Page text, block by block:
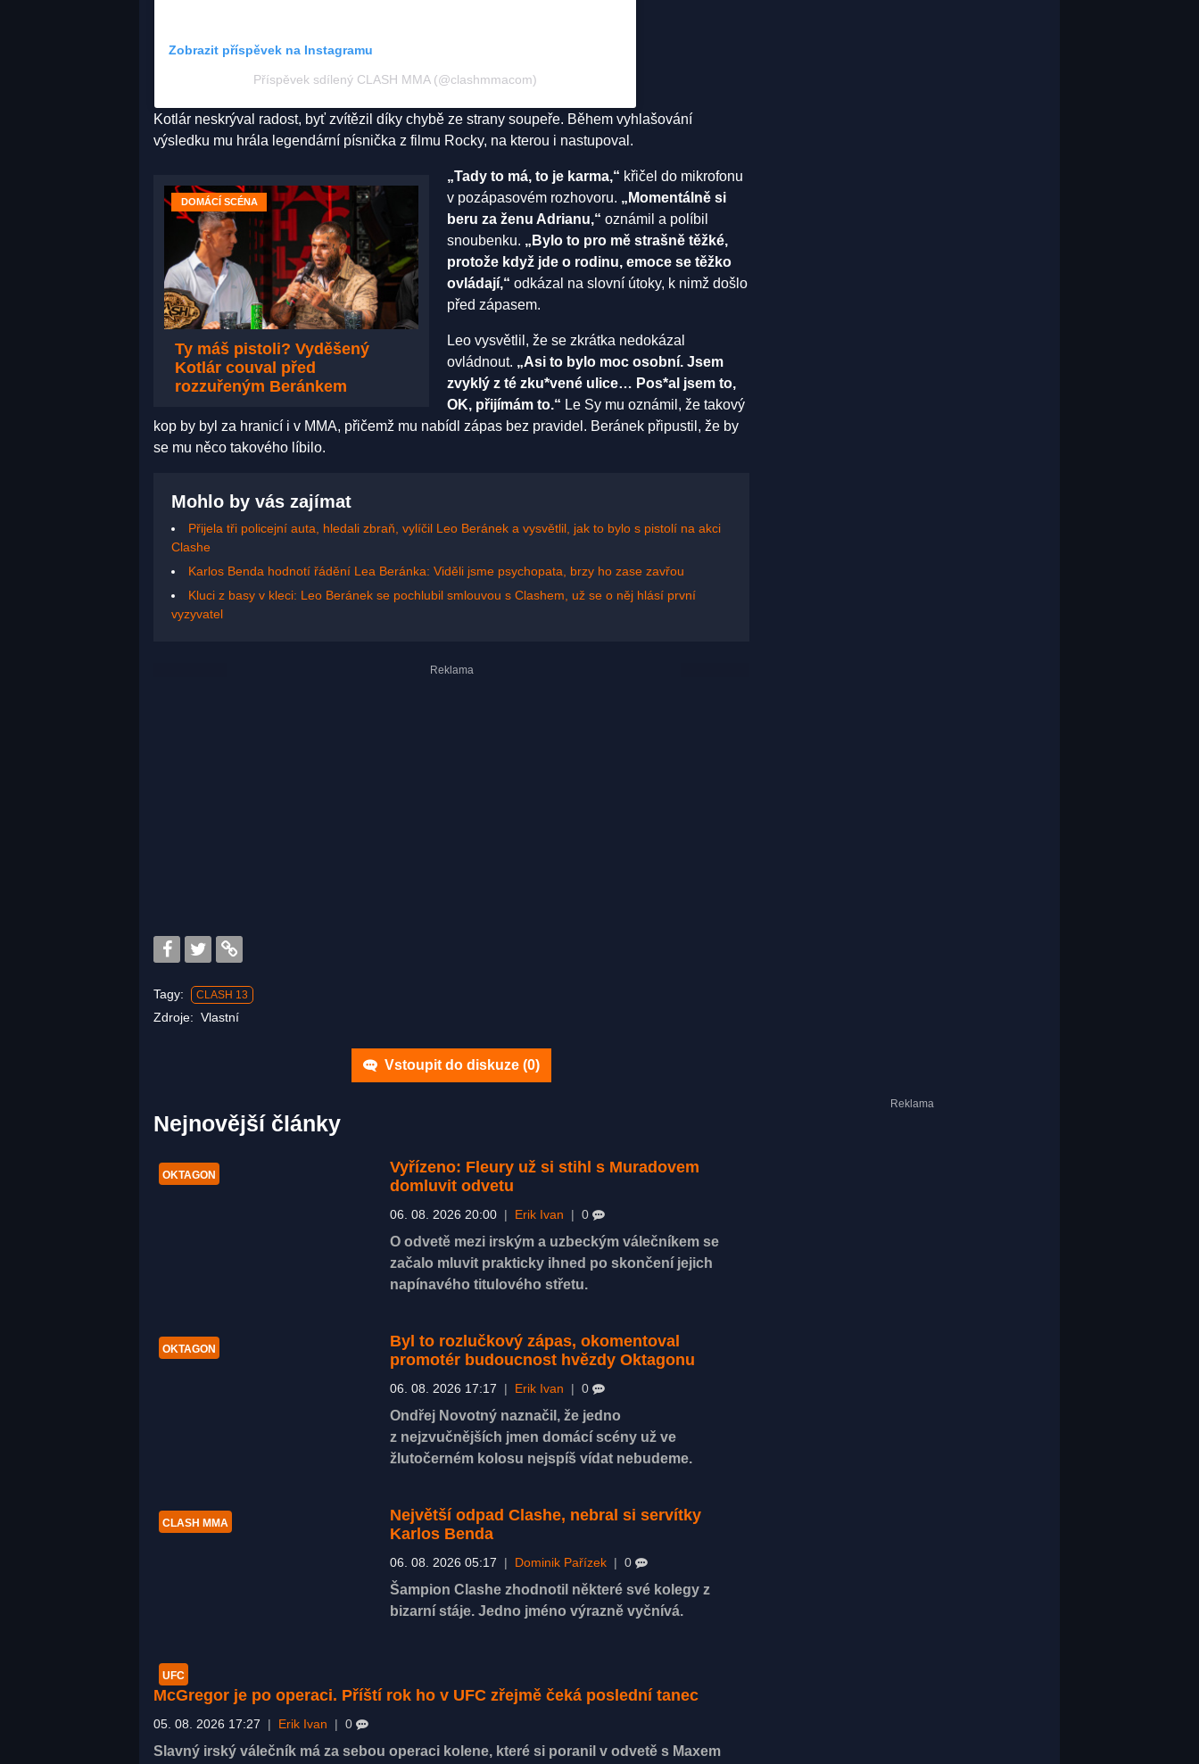
Zobrazit příspěvek na Instagramu
Příspěvek sdílený CLASH MMA (@clashmmacom)
Kotlár neskrýval radost, byť zvítězil díky chybě ze strany soupeře. Během vyhlašování
výsledku mu hrála legendární písnička z filmu Rocky, na kterou i nastupoval.
DOMÁCÍ SCÉNA
Ty máš pistoli? Vyděšený
Kotlár couval před
rozzuřeným Beránkem
„Tady to má, to je karma,“ křičel do mikrofonu
v pozápasovém rozhovoru. „Momentálně si
beru za ženu Adrianu,“ oznámil a políbil
snoubenku. „Bylo to pro mě strašně těžké,
protože když jde o rodinu, emoce se těžko
ovládají,“ odkázal na slovní útoky, k nimž došlo
před zápasem.
Leo vysvětlil, že se zkrátka nedokázal
ovládnout. „Asi to bylo moc osobní. Jsem
zvyklý z té zku*vené ulice… Pos*al jsem to,
OK, přijímám to.“ Le Sy mu oznámil, že takový
kop by byl za hranicí i v MMA, přičemž mu nabídl zápas bez pravidel. Beránek připustil, že by
se mu něco takového líbilo.
Mohlo by vás zajímat
Přijela tři policejní auta, hledali zbraň, vylíčil Leo Beránek a vysvětlil, jak to bylo s pistolí na akci
Clashe
Karlos Benda hodnotí řádění Lea Beránka: Viděli jsme psychopata, brzy ho zase zavřou
Kluci z basy v kleci: Leo Beránek se pochlubil smlouvou s Clashem, už se o něj hlásí první
vyzyvatel
Tagy: CLASH 13
Zdroje: Vlastní
Vstoupit do diskuze (0)
Nejnovější články
OKTAGON
Vyřízeno: Fleury už si stihl s Muradovem
domluvit odvetu
06. 08. 2026 20:00 | Erik Ivan | 0
O odvetě mezi irským a uzbeckým válečníkem se
začalo mluvit prakticky ihned po skončení jejich
napínavého titulového střetu.
OKTAGON
Byl to rozlučkový zápas, okomentoval
promotér budoucnost hvězdy Oktagonu
06. 08. 2026 17:17 | Erik Ivan | 0
Ondřej Novotný naznačil, že jedno
z nejzvučnějších jmen domácí scény už ve
žlutočerném kolosu nejspíš vídat nebudeme.
CLASH MMA
Největší odpad Clashe, nebral si servítky
Karlos Benda
06. 08. 2026 05:17 | Dominik Pařízek | 0
Šampion Clashe zhodnotil některé své kolegy z
bizarní stáje. Jedno jméno výrazně vyčnívá.
UFC
McGregor je po operaci. Příští rok ho v UFC zřejmě čeká poslední tanec
05. 08. 2026 17:27 | Erik Ivan | 0
Slavný irský válečník má za sebou operaci kolene, které si poranil v odvetě s Maxem